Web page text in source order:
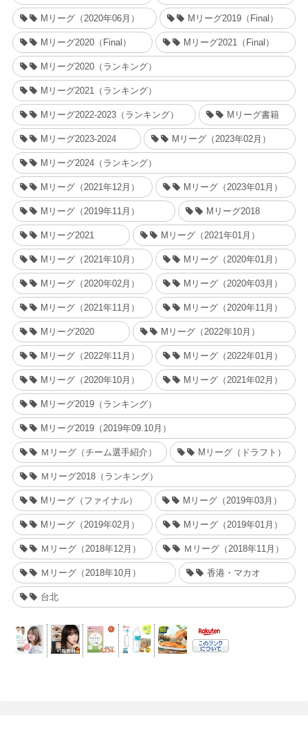
Mリーグ（2020年06月） Mリーグ2019（Final）
Mリーグ2020（Final） Mリーグ2021（Final）
Mリーグ2020（ランキング）
Mリーグ2021（ランキング）
Mリーグ2022-2023（ランキング） Mリーグ書籍
Mリーグ2023-2024 Mリーグ（2023年02月）
Mリーグ2024（ランキング）
Mリーグ（2021年12月） Mリーグ（2023年01月）
Mリーグ（2019年11月） Mリーグ2018
Mリーグ2021 Mリーグ（2021年01月）
Mリーグ（2021年10月） Mリーグ（2020年01月）
Mリーグ（2020年02月） Mリーグ（2020年03月）
Mリーグ（2021年11月） Mリーグ（2020年11月）
Mリーグ2020 Mリーグ（2022年10月）
Mリーグ（2022年11月） Mリーグ（2022年01月）
Mリーグ（2020年10月） Mリーグ（2021年02月）
Mリーグ2019（ランキング）
Mリーグ2019（2019年09.10月）
Ｍリーグ（チーム選手紹介） Mリーグ（ドラフト）
Ｍリーグ2018（ランキング）
Mリーグ（ファイナル） Mリーグ（2019年03月）
Mリーグ（2019年02月） Mリーグ（2019年01月）
Ｍリーグ（2018年12月） Ｍリーグ（2018年11月）
Ｍリーグ（2018年10月） 香港・マカオ
台北